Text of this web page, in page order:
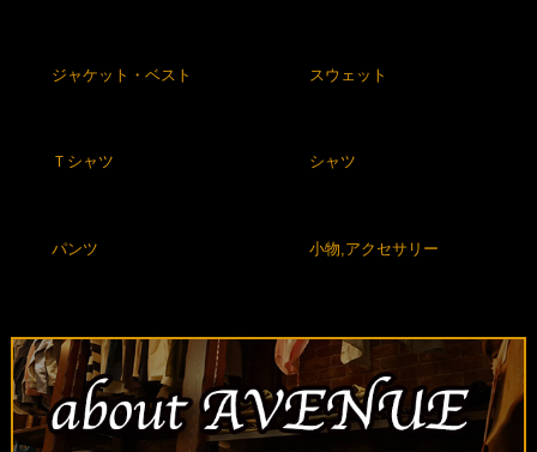
ジャケット・ベスト スウェット
Ｔシャツ シャツ
パンツ 小物,アクセサリー